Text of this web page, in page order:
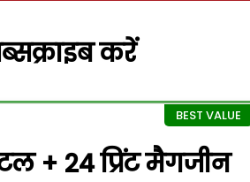
करें
+ 24 प्रिंट मैगजीन